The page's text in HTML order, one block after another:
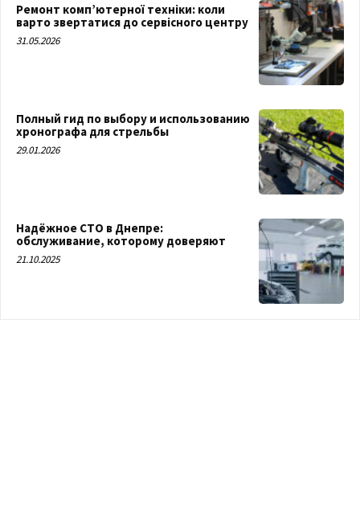
Ремонт комп’ютерної техніки: коли
варто звертатися до сервісного центру
31.05.2026
Полный гид по выбору и использованию
хронографа для стрельбы
29.01.2026
Надёжное СТО в Днепре:
обслуживание, которому доверяют
21.10.2025